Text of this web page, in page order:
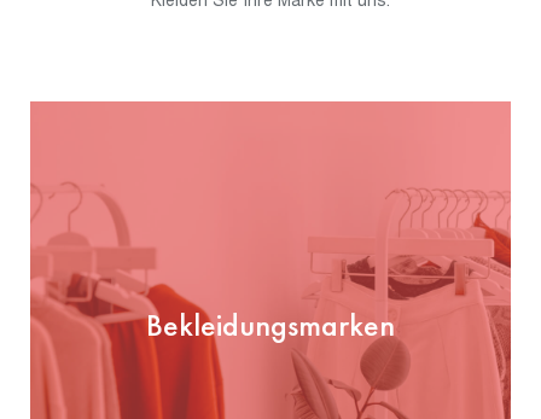
Bekleidungsmarken
Bekleidungsmarken
PRÜFEN